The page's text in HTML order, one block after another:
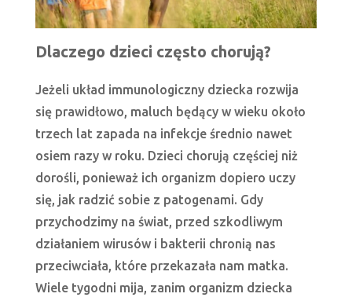
Dlaczego dzieci często chorują?
Jeżeli układ immunologiczny dziecka rozwija
się prawidłowo, maluch będący w wieku około
trzech lat zapada na infekcje średnio nawet
osiem razy w roku. Dzieci chorują częściej niż
dorośli, ponieważ ich organizm dopiero uczy
się, jak radzić sobie z patogenami. Gdy
przychodzimy na świat, przed szkodliwym
działaniem wirusów i bakterii chronią nas
przeciwciała, które przekazała nam matka.
Wiele tygodni mija, zanim organizm dziecka